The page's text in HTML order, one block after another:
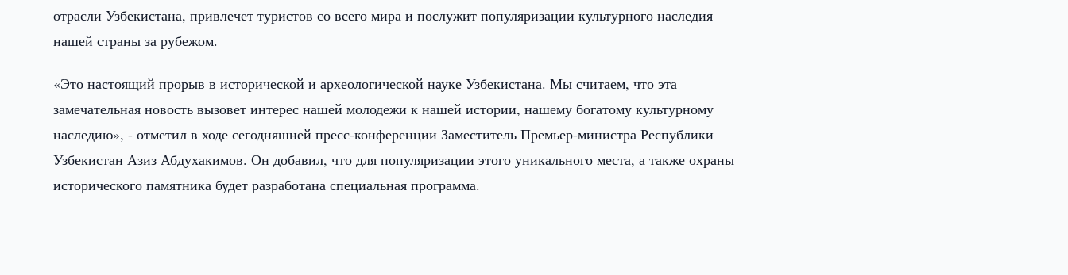
отрасли Узбекистана, привлечет туристов со всего мира и послужит популяризации культурного наследия
нашей страны за рубежом.
«Это настоящий прорыв в исторической и археологической науке Узбекистана. Мы считаем, что эта
замечательная новость вызовет интерес нашей молодежи к нашей истории, нашему богатому культурному
наследию», - отметил в ходе сегодняшней пресс-конференции Заместитель Премьер-министра Республики
Узбекистан Азиз Абдухакимов. Он добавил, что для популяризации этого уникального места, а также охраны
исторического памятника будет разработана специальная программа.